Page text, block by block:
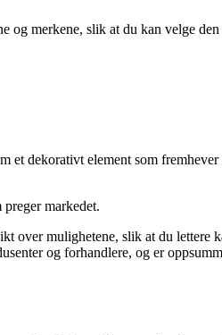
merkene, slik at du kan velge
et dekorativt element som
markedet.
over mulighetene, slik at du lettere
og forhandlere, og er